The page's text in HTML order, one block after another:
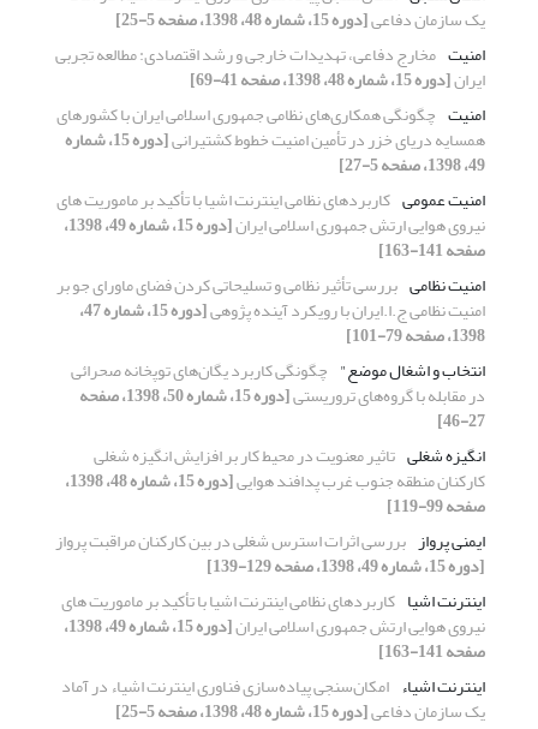
یک سازمان دفاعی[دوره 15، شماره 48، 1398، صفحه 5-25]
امنیت مخارج دفاعی، تهدیدات خارجی و رشد اقتصادی: مطالعه تجربی
ایران[دوره 15، شماره 48، 1398، صفحه 41-69]
امنیت چگونگی همکاری‌های نظامی جمهوری اسلامی ایران با کشورهای
همسایه دریای خزر در تأمین امنیت خطوط کشتیرانی [دوره 15، شماره
49، 1398، صفحه 5-27]
امنیت عمومی کاربردهای نظامی اینترنت اشیا با تأکید بر ماموریت های
نیروی هوایی ارتش جمهوری اسلامی ایران [دوره 15، شماره 49، 1398،
صفحه 141-163]
امنیت نظامی بررسی تأثیر نظامی و تسلیحاتی کردن فضای ماورای جو بر
امنیت نظامی ج.ا.ایران با رویکرد آینده پژوهی [دوره 15، شماره 47،
1398، صفحه 79-101]
انتخاب و اشغال موضع" چگونگی کاربرد یگان‌های توپخانه صحرائی
در مقابله با گروه‌های تروریستی [دوره 15، شماره 50، 1398، صفحه
27-46]
انگیزه شغلی تاثیر معنویت در محیط کار بر افزایش انگیزه شغلی
کارکنان منطقه جنوب غرب پدافند هوایی [دوره 15، شماره 48، 1398،
صفحه 99-119]
ایمنی پرواز بررسی اثرات استرس شغلی در بین کارکنان مراقبت پرواز
[دوره 15، شماره 49، 1398، صفحه 129-139]
اینترنت اشیا کاربردهای نظامی اینترنت اشیا با تأکید بر ماموریت های
نیروی هوایی ارتش جمهوری اسلامی ایران [دوره 15، شماره 49، 1398،
صفحه 141-163]
اینترنت اشیاء امکان‌سنجی پیاده‌سازی فناوری اینترنت اشیاء در آماد
یک سازمان دفاعی[دوره 15، شماره 48، 1398، صفحه 5-25]